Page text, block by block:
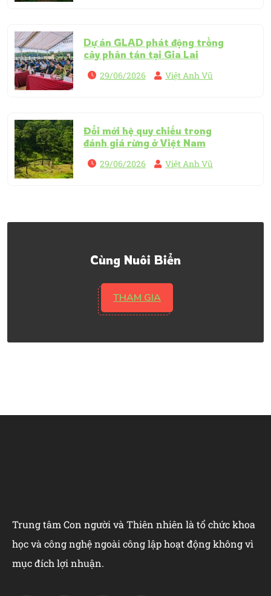
Dự án GLAD phát động trồng
cây phân tán tại Gia Lai
29/06/2026 Việt Anh Vũ
Đổi mới hệ quy chiếu trong
đánh giá rừng ở Việt Nam
29/06/2026 Việt Anh Vũ
Cùng Nuôi Biển
THAM GIA
Trung tâm Con người và Thiên nhiên là tổ chức khoa
học và công nghệ ngoài công lập hoạt động không vì
mục đích lợi nhuận.